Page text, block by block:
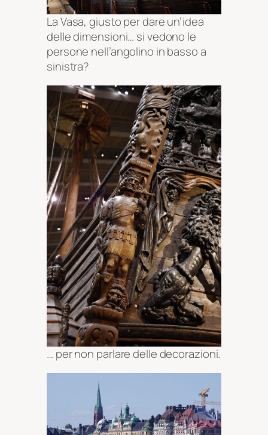
La Vasa, giusto per dare un’idea
delle dimensioni… si vedono le
persone nell’angolino in basso a
sinistra?
… per non parlare delle decorazioni.